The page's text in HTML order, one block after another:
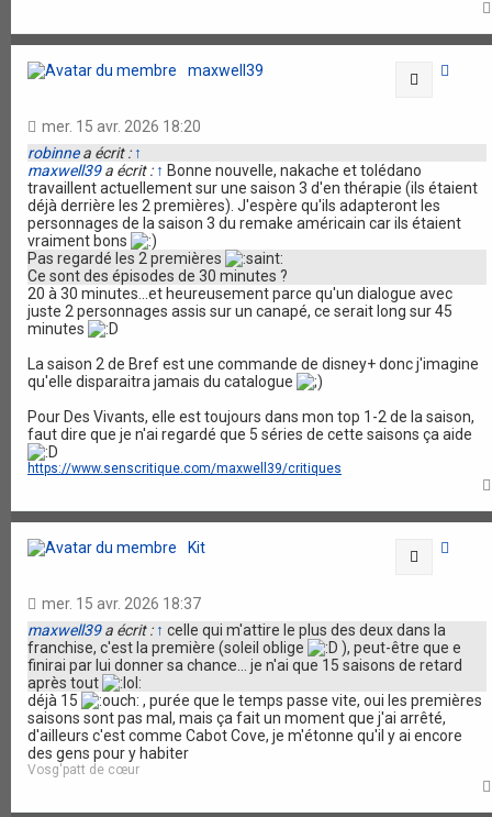
maxwell39 Citation
mer. 15 avr. 2026 18:20
robinnea écrit : ↑
maxwell39a écrit : ↑ Bonne nouvelle, nakache et tolédano
travaillent actuellement sur une saison 3 d'en thérapie (ils étaient
déjà derrière les 2 premières). J'espère qu'ils adapteront les
personnages de la saison 3 du remake américain car ils étaient
vraiment bons
Pas regardé les 2 premières
Ce sont des épisodes de 30 minutes ?
20 à 30 minutes...et heureusement parce qu'un dialogue avec
juste 2 personnages assis sur un canapé, ce serait long sur 45
minutes
La saison 2 de Bref est une commande de disney+ donc j'imagine
qu'elle disparaitra jamais du catalogue
Pour Des Vivants, elle est toujours dans mon top 1-2 de la saison,
faut dire que je n'ai regardé que 5 séries de cette saisons ça aide
https://www.senscritique.com/maxwell39/critiques
Kit Citation
mer. 15 avr. 2026 18:37
maxwell39a écrit : ↑ celle qui m'attire le plus des deux dans la
franchise, c'est la première (soleil oblige
), peut-être que e
finirai par lui donner sa chance... je n'ai que 15 saisons de retard
après tout
déjà 15
, purée que le temps passe vite, oui les premières
saisons sont pas mal, mais ça fait un moment que j'ai arrêté,
d'ailleurs c'est comme Cabot Cove, je m'étonne qu'il y ai encore
des gens pour y habiter
Vosg'patt de cœur